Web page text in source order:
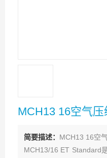
MCH13 16空气
简要描述： MCH13 16空
MCH13/16 ET Standard